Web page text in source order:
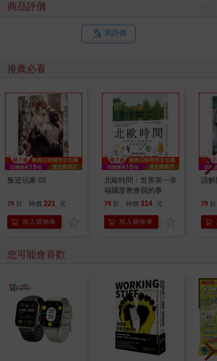
商品評價
寫評價
推薦必看
叛逆玩家 02
79 折 特價 221 元
加入購物車
北歐時間：世界第一幸
福國度教會我的事
79 折 特價 314 元
加入購物車
請解
79 折
您可能會喜歡